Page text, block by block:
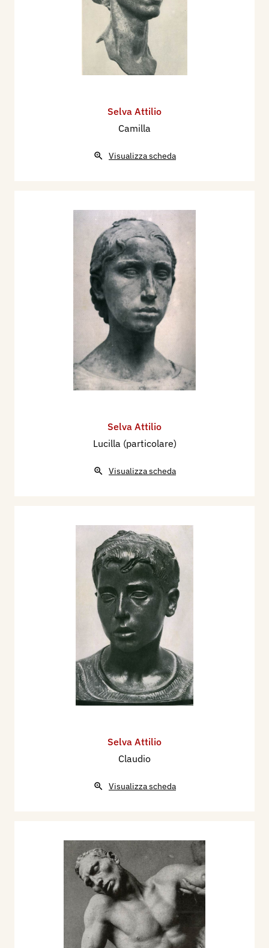
Selva Attilio
Camilla
Visualizza scheda
Selva Attilio
Lucilla (particolare)
Visualizza scheda
Selva Attilio
Claudio
Visualizza scheda